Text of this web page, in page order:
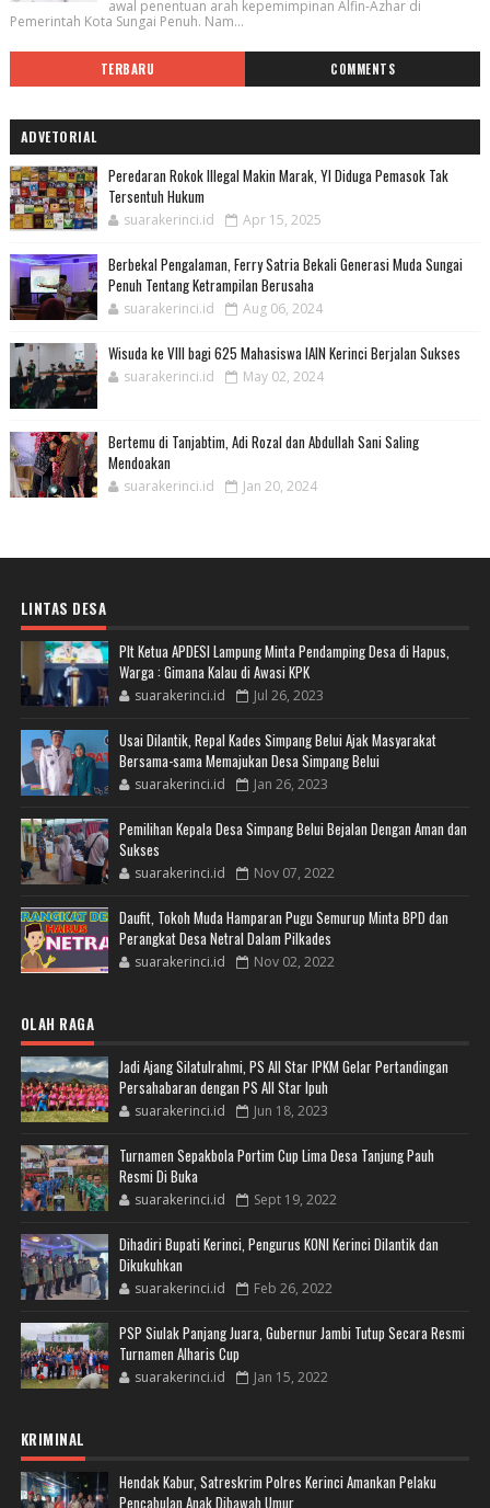
awal penentuan arah kepemimpinan Alfin-Azhar di
Pemerintah Kota Sungai Penuh. Nam...
TERBARU COMMENTS
ADVETORIAL
Peredaran Rokok Illegal Makin Marak, YI Diduga Pemasok Tak
Tersentuh Hukum
suarakerinci.id Apr 15, 2025
Berbekal Pengalaman, Ferry Satria Bekali Generasi Muda Sungai
Penuh Tentang Ketrampilan Berusaha
suarakerinci.id Aug 06, 2024
Wisuda ke VIII bagi 625 Mahasiswa IAIN Kerinci Berjalan Sukses
suarakerinci.id May 02, 2024
Bertemu di Tanjabtim, Adi Rozal dan Abdullah Sani Saling
Mendoakan
suarakerinci.id Jan 20, 2024
LINTAS DESA
Plt Ketua APDESI Lampung Minta Pendamping Desa di Hapus,
Warga : Gimana Kalau di Awasi KPK
suarakerinci.id Jul 26, 2023
Usai Dilantik, Repal Kades Simpang Belui Ajak Masyarakat
Bersama-sama Memajukan Desa Simpang Belui
suarakerinci.id Jan 26, 2023
Pemilihan Kepala Desa Simpang Belui Bejalan Dengan Aman dan
Sukses
suarakerinci.id Nov 07, 2022
Daufit, Tokoh Muda Hamparan Pugu Semurup Minta BPD dan
Perangkat Desa Netral Dalam Pilkades
suarakerinci.id Nov 02, 2022
OLAH RAGA
Jadi Ajang Silatulrahmi, PS All Star IPKM Gelar Pertandingan
Persahabaran dengan PS All Star Ipuh
suarakerinci.id Jun 18, 2023
Turnamen Sepakbola Portim Cup Lima Desa Tanjung Pauh
Resmi Di Buka
suarakerinci.id Sept 19, 2022
Dihadiri Bupati Kerinci, Pengurus KONI Kerinci Dilantik dan
Dikukuhkan
suarakerinci.id Feb 26, 2022
PSP Siulak Panjang Juara, Gubernur Jambi Tutup Secara Resmi
Turnamen Alharis Cup
suarakerinci.id Jan 15, 2022
KRIMINAL
Hendak Kabur, Satreskrim Polres Kerinci Amankan Pelaku
Pencabulan Anak Dibawah Umur